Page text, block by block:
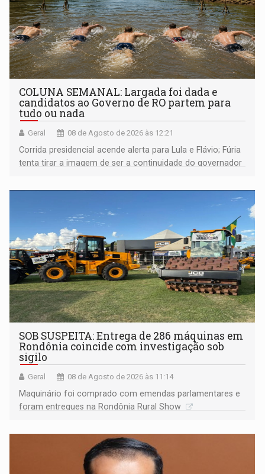
COLUNA SEMANAL: Largada foi dada e
candidatos ao Governo de RO partem para
tudo ou nada
Geral 08 de Agosto de 2026 às 12:21
Corrida presidencial acende alerta para Lula e Flávio; Fúria
tenta tirar a imagem de ser a continuidade do governador
não ter entrado no modo eleição; ABAV faz evento em
SOB SUSPEITA: Entrega de 286 máquinas em
Rondônia coincide com investigação sob
sigilo
Geral 08 de Agosto de 2026 às 11:14
Maquinário foi comprado com emendas parlamentares e
foram entregues na Rondônia Rural Show